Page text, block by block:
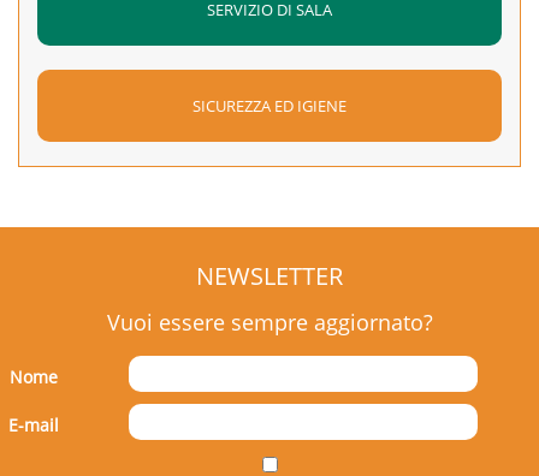
SERVIZIO DI SALA
SICUREZZA ED IGIENE
NEWSLETTER
Vuoi essere sempre aggiornato?
Nome
E-mail